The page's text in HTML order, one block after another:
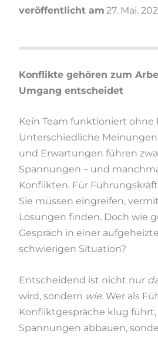
veröffentlicht am 27. Mai.
Konflikte gehören zum
Umgang entscheidet
Kein Team funktioniert ohne
Unterschiedliche
und Erwartungen führen
Spannungen – und
Konflikten. Für
Sie müssen eingreifen,
Lösungen finden. Doch wie
Gespräch in einer
schwierigen Situation?
Entscheidend ist nicht nur
wird, sondern wie. Wer als
Konfliktgespräche klug
Spannungen abbauen,